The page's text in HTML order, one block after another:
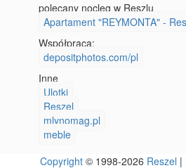
polecany nocleg w Reszlu
Apartament "REYMONTA" -
Współpraca:
depositphotos.com/pl
Inne
Ulotki
Reszel
mlynomag.pl
meble
Copyright© 1998-2026 Reszel |